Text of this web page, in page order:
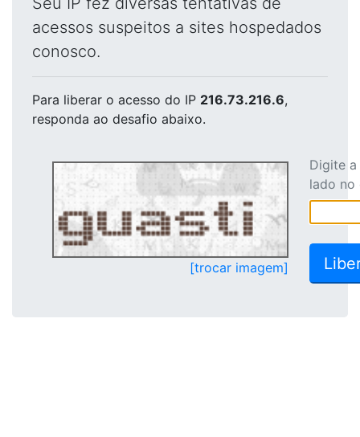
acessos suspeitos a sites hospedados
conosco.
Para liberar o acesso do IP 216.73.216.6,
responda ao desafio abaixo.
[trocar imagem]
Digite
lado no